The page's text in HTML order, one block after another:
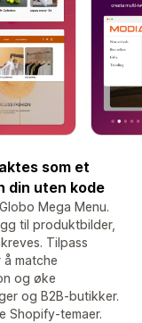
som et
din uten kode
Mega Menu.
til produktbilder,
Tilpass
matche
og øke
og B2B-butikker.
Shopify-temaer.